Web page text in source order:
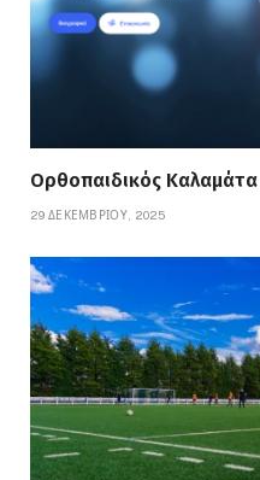
Ορθοπαιδικός Καλαμάτα
29 ΔΕΚΕΜΒΡΊΟΥ, 2025